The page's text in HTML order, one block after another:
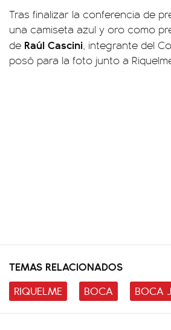
Tras finalizar la conferencia de
una camiseta azul y oro como
de Raúl Cascini, integrante del
posó para la foto junto a
TEMAS RELACIONADOS
RIQUELME
BOCA BOCA